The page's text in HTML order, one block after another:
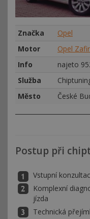
Značka
Opel
Motor
Opel
Info
najeto
Služba
Město
České
Postup při
Vstupní
Komplexní
jízda
Technická